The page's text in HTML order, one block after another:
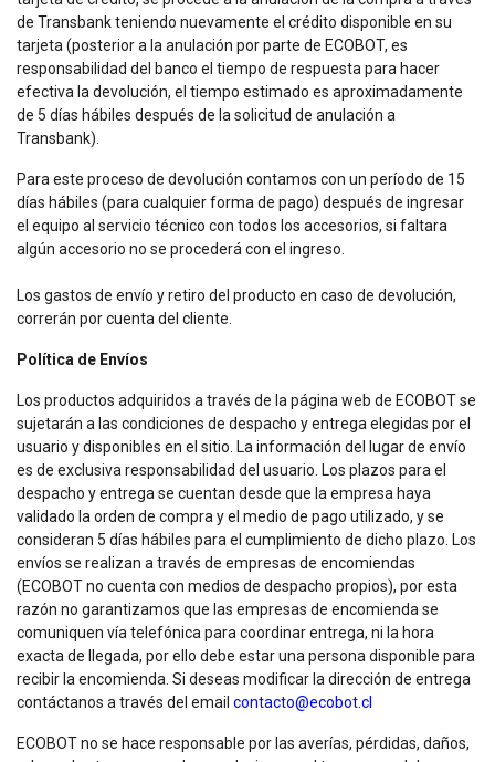
de Transbank teniendo nuevamente el crédito disponible en su
tarjeta (posterior a la anulación por parte de ECOBOT, es
responsabilidad del banco el tiempo de respuesta para hacer
efectiva la devolución, el tiempo estimado es aproximadamente
de 5 días hábiles después de la solicitud de anulación a
Transbank).
Para este proceso de devolución contamos con un período de 15
días hábiles (para cualquier forma de pago) después de ingresar
el equipo al servicio técnico con todos los accesorios, si faltara
algún accesorio no se procederá con el ingreso.
Los gastos de envío y retiro del producto en caso de devolución,
correrán por cuenta del cliente.
Política de Envíos
Los productos adquiridos a través de la página web de ECOBOT se
sujetarán a las condiciones de despacho y entrega elegidas por el
usuario y disponibles en el sitio. La información del lugar de envío
es de exclusiva responsabilidad del usuario. Los plazos para el
despacho y entrega se cuentan desde que la empresa haya
validado la orden de compra y el medio de pago utilizado, y se
consideran 5 días hábiles para el cumplimiento de dicho plazo. Los
envíos se realizan a través de empresas de encomiendas
(ECOBOT no cuenta con medios de despacho propios), por esta
razón no garantizamos que las empresas de encomienda se
comuniquen vía telefónica para coordinar entrega, ni la hora
exacta de llegada, por ello debe estar una persona disponible para
recibir la encomienda. Si deseas modificar la dirección de entrega
contáctanos a través del email contacto@ecobot.cl
ECOBOT no se hace responsable por las averías, pérdidas, daños,